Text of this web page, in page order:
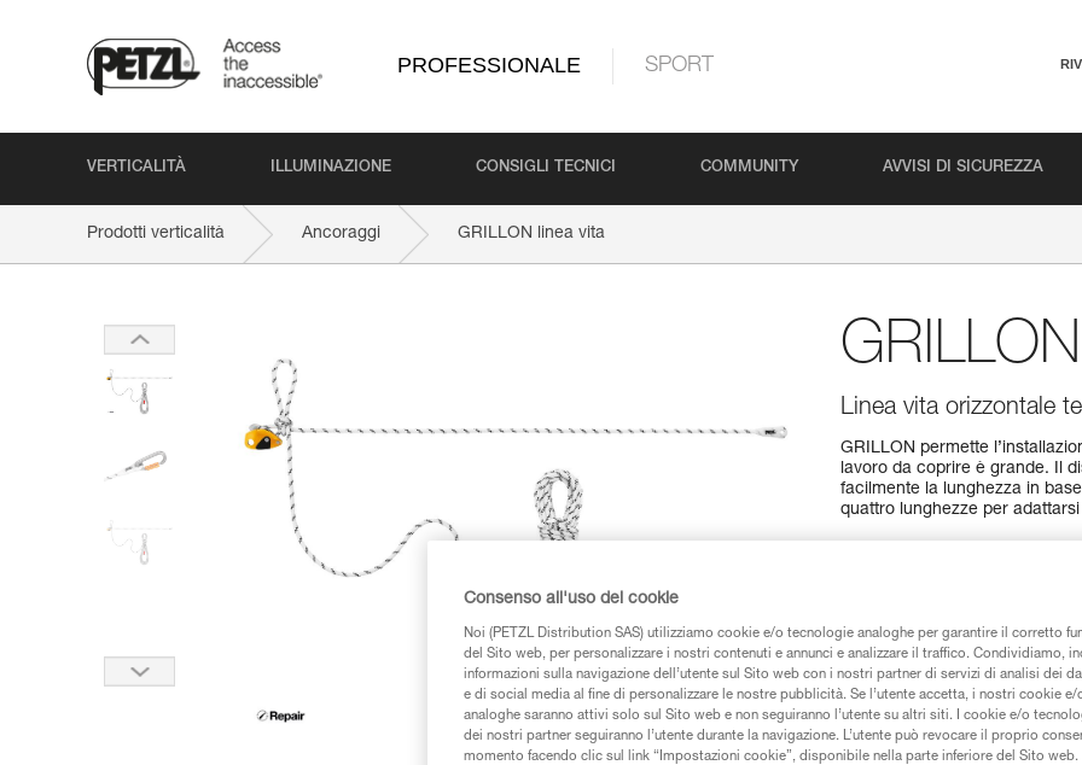
PROFESSIONALE SPORT
VERTICALITÀ ILLUMINAZIONE CONSIGLI TECNICI COMMUNITY AVVISI DI SICUREZZA
Prodotti verticalità Ancoraggi GRILLON linea vita
Linea vita orizzontale
GRILLON permette
lavoro da coprire è grande. Il
facilmente la lunghezza in
quattro lunghezze per
Consenso all'uso dei cookie
Noi (PETZL Distribution SAS) utilizziamo cookie e/o tecnologie analoghe per garantire il corretto
del Sito web, per personalizzare i nostri contenuti e annunci e analizzare il traffico. Condividiamo,
informazioni sulla navigazione dell’utente sul Sito web con i nostri partner di servizi di analisi dei
e di social media al fine di personalizzare le nostre pubblicità. Se l’utente accetta, i nostri cookie
analoghe saranno attivi solo sul Sito web e non seguiranno l’utente su altri siti. I cookie e/o
dei nostri partner seguiranno l’utente durante la navigazione. L’utente può revocare il proprio
momento facendo clic sul link “Impostazioni cookie”, disponibile nella parte inferiore del Sito